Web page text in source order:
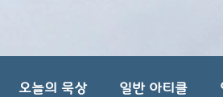
오늘의 묵상 일반 아티클